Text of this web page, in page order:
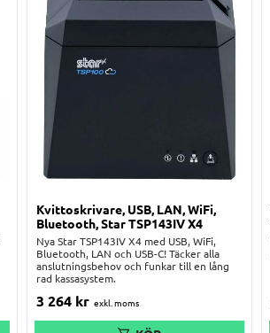
Kvittoskrivare, USB, LAN, WiFi,
Bluetooth, Star TSP143IV X4
Nya Star TSP143IV X4 med USB, WiFi,
Bluetooth, LAN och USB-C! Täcker alla
anslutningsbehov och funkar till en lång
rad kassasystem.
3 264 kr